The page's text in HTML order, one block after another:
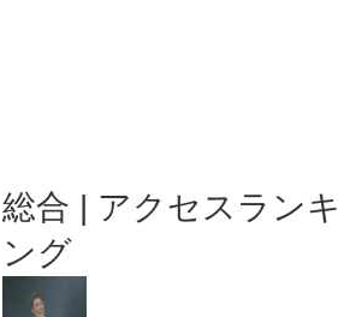
総合 | アクセスランキ
ング